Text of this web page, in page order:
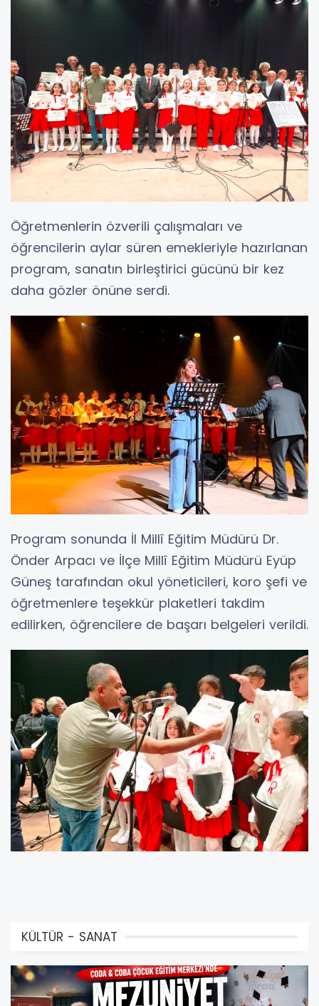
Öğretmenlerin özverili çalışmaları ve
öğrencilerin aylar süren emekleriyle hazırlanan
program, sanatın birleştirici gücünü bir kez
daha gözler önüne serdi.
Program sonunda İl Millî Eğitim Müdürü Dr.
Önder Arpacı ve İlçe Millî Eğitim Müdürü Eyüp
Güneş tarafından okul yöneticileri, koro şefi ve
öğretmenlere teşekkür plaketleri takdim
edilirken, öğrencilere de başarı belgeleri verildi.
KÜLTÜR - SANAT